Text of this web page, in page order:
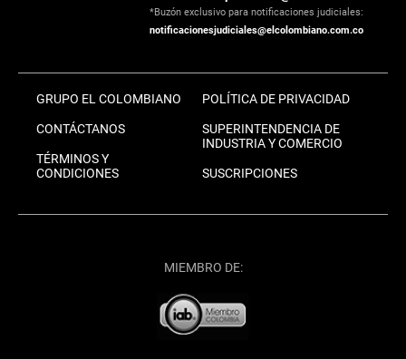
*Buzón exclusivo para notificaciones judiciales:
notificacionesjudiciales@elcolombiano.com.co
GRUPO EL COLOMBIANO
CONTÁCTANOS
TÉRMINOS Y
CONDICIONES
POLÍTICA DE PRIVACIDAD
SUPERINTENDENCIA DE
INDUSTRIA Y COMERCIO
SUSCRIPCIONES
MIEMBRO DE: